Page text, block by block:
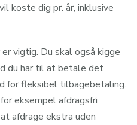
koste dig pr. år, inklusive
vigtig. Du skal også kigge
du har til at betale det
for fleksibel tilbagebetaling.
eksempel afdragsfri
afdrage ekstra uden